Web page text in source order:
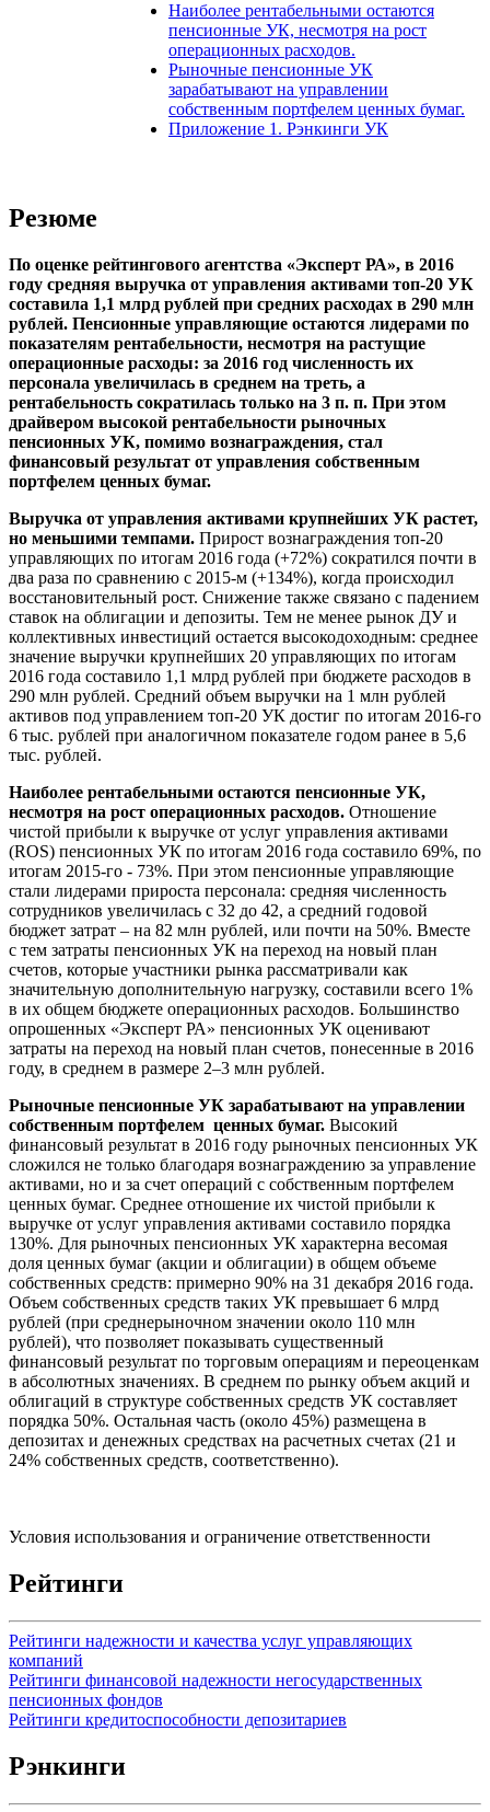
Наиболее рентабельными остаются
пенсионные УК, несмотря на рост
операционных расходов.
Рыночные пенсионные УК
зарабатывают на управлении
собственным портфелем ценных бумаг.
Приложение 1. Рэнкинги УК
Резюме
По оценке рейтингового агентства «Эксперт РА», в 2016
году средняя выручка от управления активами топ-20 УК
составила 1,1 млрд рублей при средних расходах в 290 млн
рублей. Пенсионные управляющие остаются лидерами по
показателям рентабельности, несмотря на растущие
операционные расходы: за 2016 год численность их
персонала увеличилась в среднем на треть, а
рентабельность сократилась только на 3 п. п. При этом
драйвером высокой рентабельности рыночных
пенсионных УК, помимо вознаграждения, стал
финансовый результат от управления собственным
портфелем ценных бумаг.
Выручка от управления активами крупнейших УК растет,
но меньшими темпами. Прирост вознаграждения топ-20
управляющих по итогам 2016 года (+72%) сократился почти в
два раза по сравнению с 2015-м (+134%), когда происходил
восстановительный рост. Снижение также связано с падением
ставок на облигации и депозиты. Тем не менее рынок ДУ и
коллективных инвестиций остается высокодоходным: среднее
значение выручки крупнейших 20 управляющих по итогам
2016 года составило 1,1 млрд рублей при бюджете расходов в
290 млн рублей. Средний объем выручки на 1 млн рублей
активов под управлением топ-20 УК достиг по итогам 2016-го
6 тыс. рублей при аналогичном показателе годом ранее в 5,6
тыс. рублей.
Наиболее рентабельными остаются пенсионные УК,
несмотря на рост операционных расходов. Отношение
чистой прибыли к выручке от услуг управления активами
(ROS) пенсионных УК по итогам 2016 года составило 69%, по
итогам 2015-го - 73%. При этом пенсионные управляющие
стали лидерами прироста персонала: средняя численность
сотрудников увеличилась с 32 до 42, а средний годовой
бюджет затрат – на 82 млн рублей, или почти на 50%. Вместе
с тем затраты пенсионных УК на переход на новый план
счетов, которые участники рынка рассматривали как
значительную дополнительную нагрузку, составили всего 1%
в их общем бюджете операционных расходов. Большинство
опрошенных «Эксперт РА» пенсионных УК оценивают
затраты на переход на новый план счетов, понесенные в 2016
году, в среднем в размере 2–3 млн рублей.
Рыночные пенсионные УК зарабатывают на управлении
собственным портфелем ценных бумаг. Высокий
финансовый результат в 2016 году рыночных пенсионных УК
сложился не только благодаря вознаграждению за управление
активами, но и за счет операций с собственным портфелем
ценных бумаг. Среднее отношение их чистой прибыли к
выручке от услуг управления активами составило порядка
130%. Для рыночных пенсионных УК характерна весомая
доля ценных бумаг (акции и облигации) в общем объеме
собственных средств: примерно 90% на 31 декабря 2016 года.
Объем собственных средств таких УК превышает 6 млрд
рублей (при среднерыночном значении около 110 млн
рублей), что позволяет показывать существенный
финансовый результат по торговым операциям и переоценкам
в абсолютных значениях. В среднем по рынку объем акций и
облигаций в структуре собственных средств УК составляет
порядка 50%. Остальная часть (около 45%) размещена в
депозитах и денежных средствах на расчетных счетах (21 и
24% собственных средств, соответственно).
Условия использования и ограничение ответственности
Рейтинги
Рейтинги надежности и качества услуг управляющих
компаний
Рейтинги финансовой надежности негосударственных
пенсионных фондов
Рейтинги кредитоспособности депозитариев
Рэнкинги